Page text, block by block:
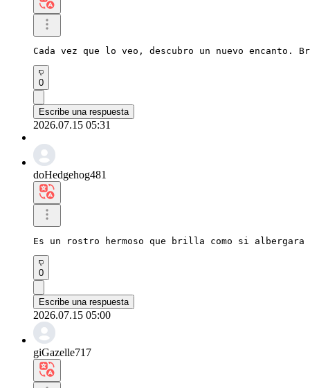
Cada vez que lo veo, descubro un nuevo encanto.
0
Escribe una respuesta
2026.07.15 05:31
doHedgehog481
Es un rostro hermoso que brilla como si
0
Escribe una respuesta
2026.07.15 05:00
giGazelle717